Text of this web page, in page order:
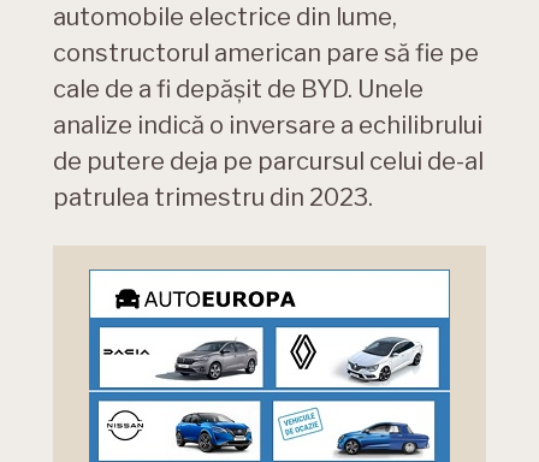
automobile electrice din lume,
constructorul american pare să fie pe
cale de a fi depășit de BYD. Unele
analize indică o inversare a echilibrului
de putere deja pe parcursul celui de-al
patrulea trimestru din 2023.